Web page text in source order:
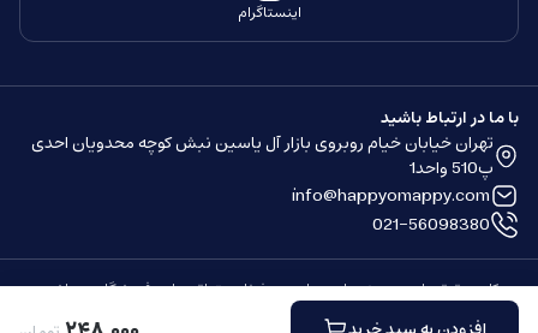
اینستاگرام
با ما در ارتباط باشید
تهران خیابان خیام روبروی بازار آل یاسین نبش کوچه محدویان احدی
پ510 واحد1
info@happyomappy.com
021-56098380
کلیه حقوق مادی و معنوی این سایت محفوظ و متعلق به این فروشگاه می باشد.
ساخته شده توسط